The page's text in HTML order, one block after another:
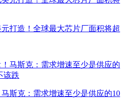
打造！全球最大芯片厂面积将超
斯克：需求增速至少是供应的10